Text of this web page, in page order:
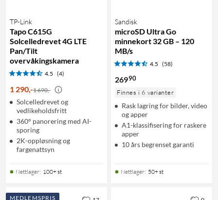
TP-Link
Tapo C615G
Solcelledrevet 4G LTE
Pan/Tilt
overvåkingskamera
4.5 (4)
1 290-1 690,-
Solcelledrevet og
vedlikeholdsfritt
360° panorering med AI-
sporing
2K-oppløsning og
fargenattsyn
Nettlager: 100+ st
Sandisk
microSD Ultra Go
minnekort 32 GB – 120
MB/s
4.5 (58)
26990
Finnes i 6 varianter
Rask lagring for bilder, video
og apper
A1-klassifisering for raskere
apper
10 års begrenset garanti
Nettlager: 50+ st
MEDLEMSPRIS